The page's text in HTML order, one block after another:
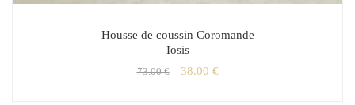
Housse de coussin Coromande
Iosis
73.00€ 38.00 €